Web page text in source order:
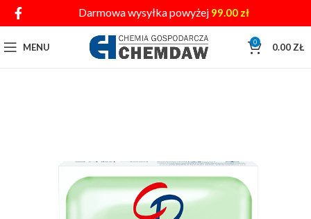
Darmowa wysyłka powyżej 99.00 zł
MENU 0 0.00 ZŁ